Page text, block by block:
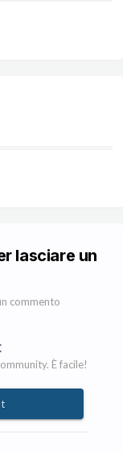
lasciare un
commento
È facile!